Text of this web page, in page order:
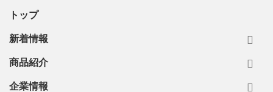
トップ
新着情報
商品紹介
企業情報